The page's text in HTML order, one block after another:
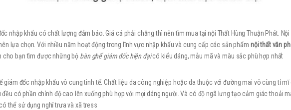
nhập khẩu có chất lượng đảm bảo. Giá cả phải chăng thì nên tìm mua tại nội Thất Hùng Thuận Phát. Nội
lựa chọn. Với nhiều năm hoạt động trong lĩnh vực nhập khẩu và cung cấp các sản phẩm nội thất văn
cho bạn tìm được những bộ bàn ghế giám đốc hiện đạicó kiểu dáng, mẫu mã và màu sắc phù hợp nhất
đốc nhập khẩu vô cung tinh tế. Chất liệu da công nghiệp hoặc da thuộc với đường mai vô cùng tỉ mĩ
có phần chỉnh độ cao lên xuống phù hợp với mọi dáng người. Và có độ ngã lưng tạo cảm giác thoải
thể sử dụng nghĩ trưa và xã tress